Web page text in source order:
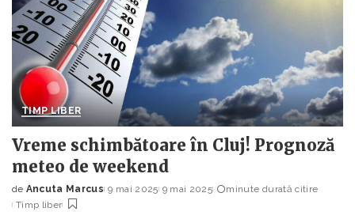
TIMP LIBER
Vreme schimbătoare în Cluj! Prognoză
meteo de weekend
Posted
by
de Ancuta Marcus 9 mai 2025 9 mai 2025
minute durată citire
Timp liber